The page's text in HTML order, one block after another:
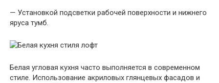
— Установкой подсветки рабочей поверхности и нижнего
яруса тумб.
Белая угловая кухня часто выполняется в современном
стиле. Использование акриловых глянцевых фасадов и